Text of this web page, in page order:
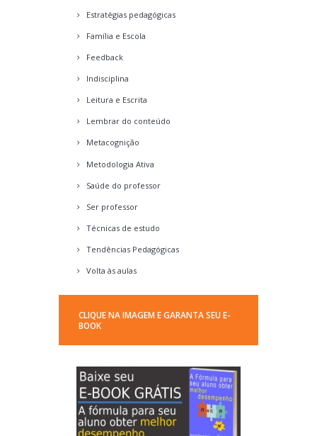
Estratégias pedagógicas
Família e Escola
Feedback
Indisciplina
Leitura e Escrita
Lembrar do conteúdo
Metacognição
Metodologia Ativa
Saúde do professor
Ser professor
Técnicas de estudo
Tendências Pedagógicas
Volta às aulas
CLIQUE NA IMAGEM E GARANTA SEU E-
BOOK